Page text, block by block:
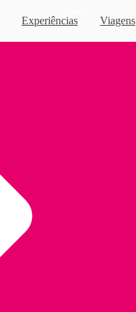
Experiências Viagens